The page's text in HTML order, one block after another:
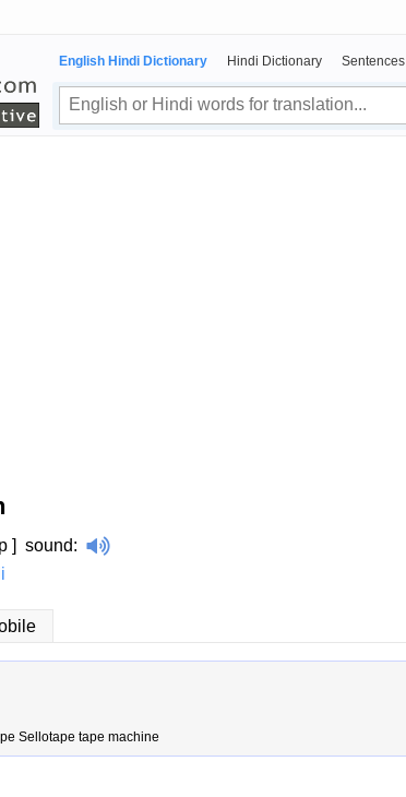
English Hindi Dictionary Hindi Dictionary Sentences
] sound:
Sellotape tape machine